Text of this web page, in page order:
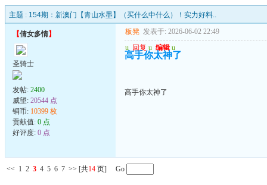
主题 : 154期：新澳门【青山水墨】（买什么中什么）！实力好料..
【倩女多情】
圣骑士
发帖: 2400
威望: 20544 点
铜币: 10399 枚
贡献值: 0 点
好评度: 0 点
板凳 发表于: 2026-06-02 22:49
u 回复 u 编辑 u
高手你太神了
高手你太神了
<< 1 2 3 4 5 6 7 >> [共14 页] Go